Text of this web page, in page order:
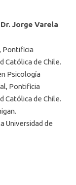
Jorge Varela
Pontificia
Católica de Chile.
Psicología
Pontificia
Católica de Chile.
Universidad de